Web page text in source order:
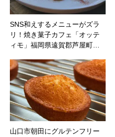
SNS和えするメニューがズラ
リ！焼き菓子カフェ「オッテ
ィモ」福岡県遠賀郡芦屋町…
山口市朝田にグルテンフリー